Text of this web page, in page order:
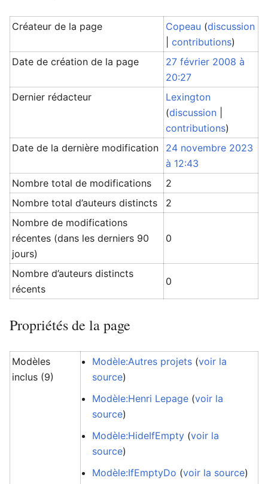
Créateur de la page Copeau (discussion
|contributions)
Date de création de la page
27 février 2008 à
20:27
Dernier rédacteur
Lexington
(discussion
contributions)
Date de la dernière modification
24 novembre 2023
à 12:43
Nombre total de modifications
2
Nombre total d’auteurs distincts
2
Nombre de modifications
récentes (dans les derniers 90
jours)
0
Nombre d’auteurs distincts
récents
0
Propriétés de la page
Modèles
inclus (9)
Modèle:Autres projets (voir la
source)
Modèle:Henri Lepage (voir la
source)
Modèle:HideIfEmpty (voir la
source)
Modèle:IfEmptyDo (voir la source)